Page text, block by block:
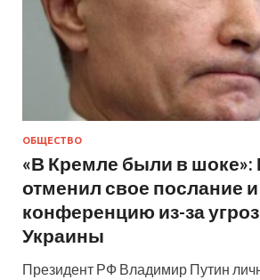
ОБЩЕСТВО
«В Кремле были в шоке»:
отменил свое послание
конференцию из-за
Украины
Президент РФ Владимир Путин